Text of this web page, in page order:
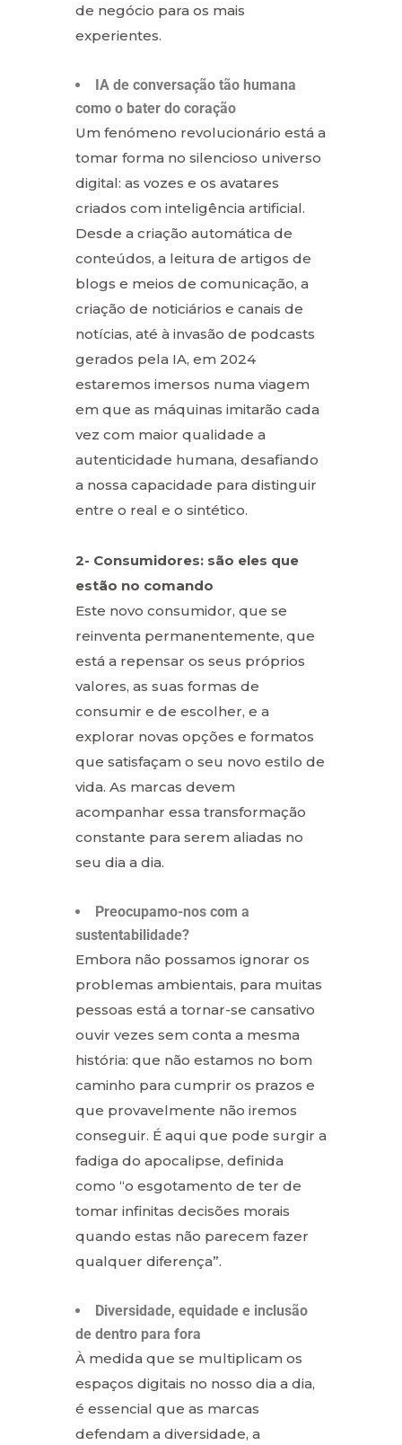
de negócio para os mais
experientes.
IA de conversação tão humana
como o bater do coração
Um fenómeno revolucionário está a
tomar forma no silencioso universo
digital: as vozes e os avatares
criados com inteligência artificial.
Desde a criação automática de
conteúdos, a leitura de artigos de
blogs e meios de comunicação, a
criação de noticiários e canais de
notícias, até à invasão de podcasts
gerados pela IA, em 2024
estaremos imersos numa viagem
em que as máquinas imitarão cada
vez com maior qualidade a
autenticidade humana, desafiando
a nossa capacidade para distinguir
entre o real e o sintético.
2- Consumidores: são eles que
estão no comando
Este novo consumidor, que se
reinventa permanentemente, que
está a repensar os seus próprios
valores, as suas formas de
consumir e de escolher, e a
explorar novas opções e formatos
que satisfaçam o seu novo estilo de
vida. As marcas devem
acompanhar essa transformação
constante para serem aliadas no
seu dia a dia.
Preocupamo-nos com a
sustentabilidade?
Embora não possamos ignorar os
problemas ambientais, para muitas
pessoas está a tornar-se cansativo
ouvir vezes sem conta a mesma
história: que não estamos no bom
caminho para cumprir os prazos e
que provavelmente não iremos
conseguir. É aqui que pode surgir a
fadiga do apocalipse, definida
como “o esgotamento de ter de
tomar infinitas decisões morais
quando estas não parecem fazer
qualquer diferença”.
Diversidade, equidade e inclusão
de dentro para fora
À medida que se multiplicam os
espaços digitais no nosso dia a dia,
é essencial que as marcas
defendam a diversidade, a